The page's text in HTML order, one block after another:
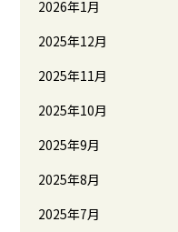
2026年1月
2025年12月
2025年11月
2025年10月
2025年9月
2025年8月
2025年7月